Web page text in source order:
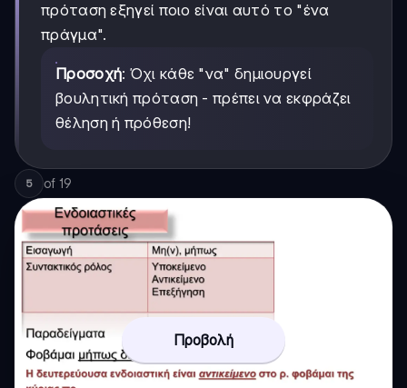
πρόταση εξηγεί ποιο είναι αυτό το "ένα
πράγμα".
Προσοχή: Όχι κάθε "να" δημιουργεί
βουλητική πρόταση - πρέπει να εκφράζει
θέληση ή πρόθεση!
5 of 19
Προβολή